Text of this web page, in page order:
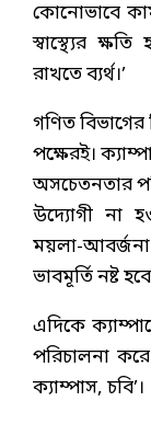
কোনোভাবে
স্বাস্থ্যের
রাখতে ব্যর্থ।’
গণিত বিভাগের
পক্ষেরই।
অসচেতনতার
উদ্যোগী না
ময়লা-
ভাবমূর্তি নষ্ট
এদিকে
পরিচালনা করে
ক্যাম্পাস, চবি’।